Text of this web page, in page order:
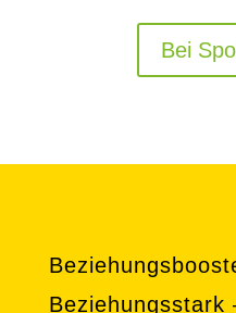
Bei
Beziehungsstark